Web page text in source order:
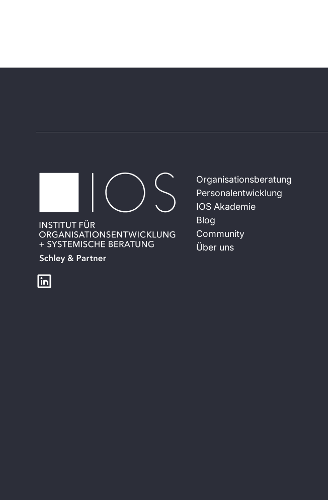
Organisationsberatung
Personalentwicklung
IOS Akademie
Blog
Community
Über uns